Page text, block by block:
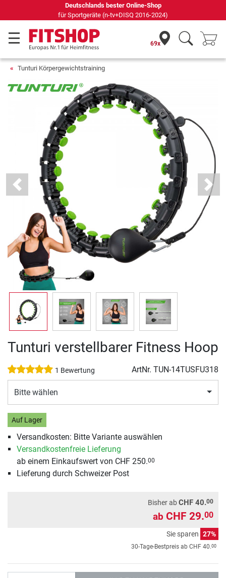
Deutschlands bester Online-Shop
für Sportgeräte (n-tv+DISQ 2016-2024)
69x
Tunturi Körpergewichtstraining
Previous Next
Tunturi verstellbarer Fitness Hoop
1 Bewertung ArtNr. TUN-14TUSFU318
Bitte wählen
Auf Lager
Versandkosten: Bitte Variante auswählen
Versandkostenfreie Lieferung
ab einem Einkaufswert von CHF 250.00
Lieferung durch Schweizer Post
Bisher abCHF 40.00
ab CHF 29.00
Sie sparen 27%
30-Tage-Bestpreis ab CHF 40.00